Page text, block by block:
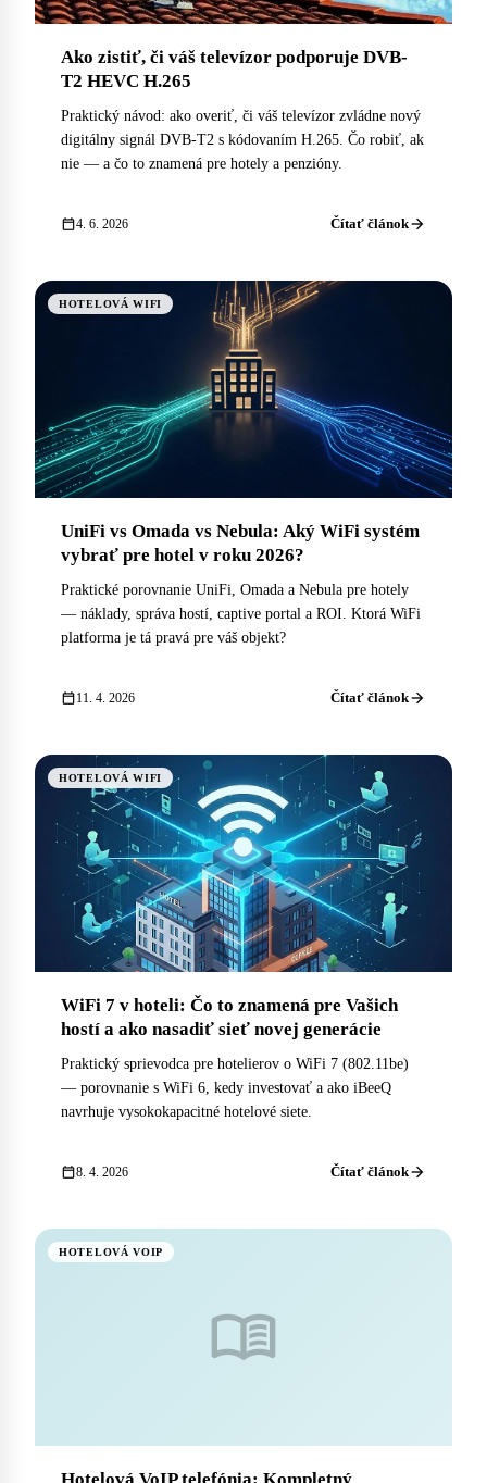
Ako zistiť, či váš televízor podporuje DVB-
T2 HEVC H.265
Praktický návod: ako overiť, či váš televízor zvládne nový
digitálny signál DVB-T2 s kódovaním H.265. Čo robiť, ak
nie — a čo to znamená pre hotely a penzióny.
calendar_today4. 6. 2026 Čítať článokarrow_forward
HOTELOVÁ WIFI
UniFi vs Omada vs Nebula: Aký WiFi systém
vybrať pre hotel v roku 2026?
Praktické porovnanie UniFi, Omada a Nebula pre hotely
— náklady, správa hostí, captive portal a ROI. Ktorá WiFi
platforma je tá pravá pre váš objekt?
calendar_today11. 4. 2026 Čítať článokarrow_forward
HOTELOVÁ WIFI
WiFi 7 v hoteli: Čo to znamená pre Vašich
hostí a ako nasadiť sieť novej generácie
Praktický sprievodca pre hotelierov o WiFi 7 (802.11be)
— porovnanie s WiFi 6, kedy investovať a ako iBeeQ
navrhuje vysokokapacitné hotelové siete.
calendar_today8. 4. 2026 Čítať článokarrow_forward
menu_book
HOTELOVÁ VOIP